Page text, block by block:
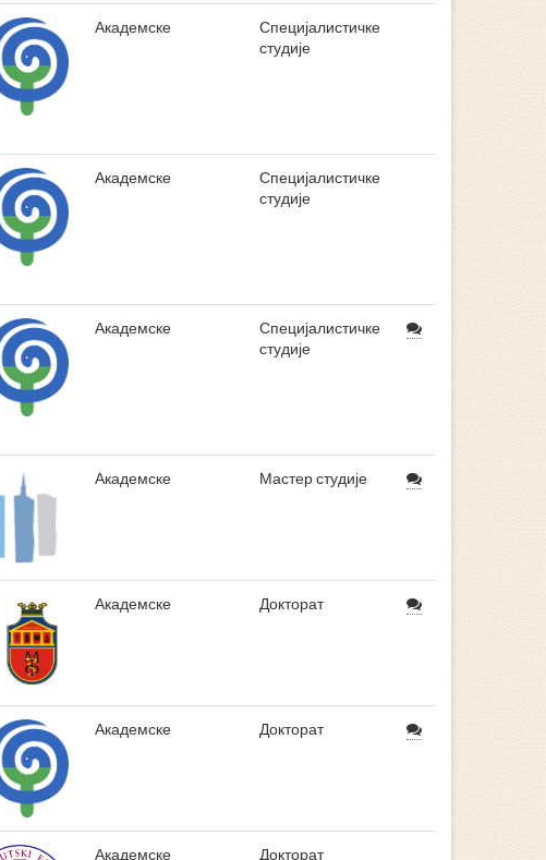
Академске
Специјалистичке
студије
Академске
Специјалистичке
студије
Академске
Специјалистичке
студије
Академске Мастер студије
Академске Докторат
Академске Докторат
Академске Докторат